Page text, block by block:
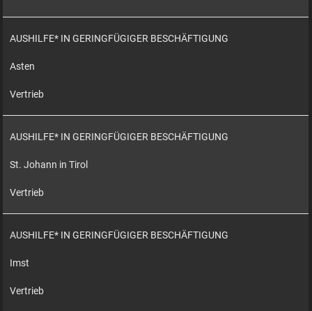
AUSHILFE* IN GERINGFÜGIGER BESCHÄFTIGUNG
Asten
Vertrieb
AUSHILFE* IN GERINGFÜGIGER BESCHÄFTIGUNG
St. Johann in Tirol
Vertrieb
AUSHILFE* IN GERINGFÜGIGER BESCHÄFTIGUNG
Imst
Vertrieb